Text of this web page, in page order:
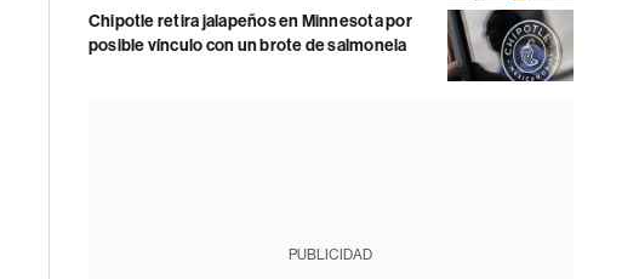
Chipotle retira jalapeños en Minnesota por
posible vínculo con un brote de salmonela
PUBLICIDAD